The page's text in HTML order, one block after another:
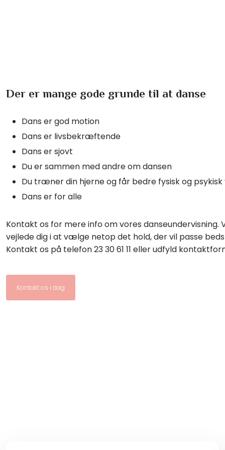
Der er mange gode grunde til at danse
Dans er god motion
Dans er livsbekræftende
Dans er sjovt
Du er sammen med andre om dansen
Du træner din hjerne og får bedre fysisk og
Dans er for alle
​Kontakt os for mere info om vores danseundervisning.
vejlede dig i at vælge netop det hold, der vil passe
Kontakt os på telefon 23 30 61 11 eller udfyld
Kontakt os i dag